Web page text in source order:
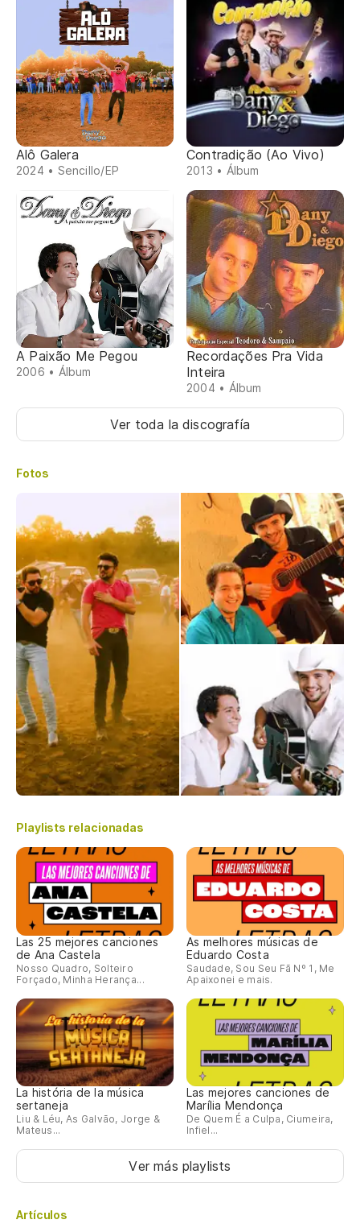
Alô Galera
2024 • Sencillo/EP
Contradição (Ao Vivo)
2013 • Álbum
A Paixão Me Pegou
2006 • Álbum
Recordações Pra Vida
Inteira
2004 • Álbum
Ver toda la discografía
Fotos
Playlists relacionadas
Las 25 mejores canciones
de Ana Castela
Nosso Quadro, Solteiro
Forçado, Minha Herança...
As melhores músicas de
Eduardo Costa
Saudade, Sou Seu Fã Nº 1, Me
Apaixonei e mais.
La história de la música
sertaneja
Liu & Léu, As Galvão, Jorge &
Mateus...
Las mejores canciones de
Marília Mendonça
De Quem É a Culpa, Ciumeira,
Infiel...
Ver más playlists
Artículos